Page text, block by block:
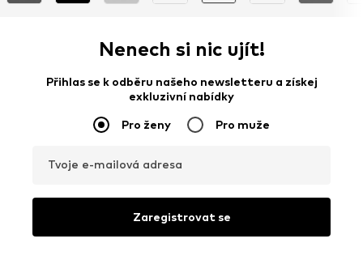
Nenech si nic ujít!
Přihlas se k odběru našeho newsletteru a získej
exkluzivní nabídky
Pro ženy Pro muže
Tvoje e-mailová adresa
Zaregistrovat se